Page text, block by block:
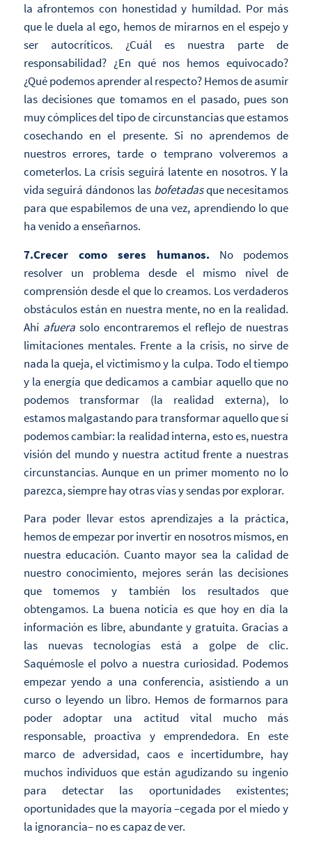
la afrontemos con honestidad y humildad. Por más
que le duela al ego, hemos de mirarnos en el espejo y
ser autocríticos. ¿Cuál es nuestra parte de
responsabilidad? ¿En qué nos hemos equivocado?
¿Qué podemos aprender al respecto? Hemos de asumir
las decisiones que tomamos en el pasado, pues son
muy cómplices del tipo de circunstancias que estamos
cosechando en el presente. Si no aprendemos de
nuestros errores, tarde o temprano volveremos a
cometerlos. La crisis seguirá latente en nosotros. Y la
vida seguirá dándonos las bofetadasque necesitamos
para que espabilemos de una vez, aprendiendo lo que
ha venido a enseñarnos.
7.Crecer como seres humanos. No podemos
resolver un problema desde el mismo nivel de
comprensión desde el que lo creamos. Los verdaderos
obstáculos están en nuestra mente, no en la realidad.
Ahí afuerasolo encontraremos el reflejo de nuestras
limitaciones mentales. Frente a la crisis, no sirve de
nada la queja, el victimismo y la culpa. Todo el tiempo
y la energía que dedicamos a cambiar aquello que no
podemos transformar (la realidad externa), lo
estamos malgastando para transformar aquello que sí
podemos cambiar: la realidad interna, esto es, nuestra
visión del mundo y nuestra actitud frente a nuestras
circunstancias. Aunque en un primer momento no lo
parezca, siempre hay otras vías y sendas por explorar.
Para poder llevar estos aprendizajes a la práctica,
hemos de empezar por invertir en nosotros mismos, en
nuestra educación. Cuanto mayor sea la calidad de
nuestro conocimiento, mejores serán las decisiones
que tomemos y también los resultados que
obtengamos. La buena noticia es que hoy en día la
información es libre, abundante y gratuita. Gracias a
las nuevas tecnologías está a golpe de clic.
Saquémosle el polvo a nuestra curiosidad. Podemos
empezar yendo a una conferencia, asistiendo a un
curso o leyendo un libro. Hemos de formarnos para
poder adoptar una actitud vital mucho más
responsable, proactiva y emprendedora. En este
marco de adversidad, caos e incertidumbre, hay
muchos individuos que están agudizando su ingenio
para detectar las oportunidades existentes;
oportunidades que la mayoría –cegada por el miedo y
la ignorancia– no es capaz de ver.